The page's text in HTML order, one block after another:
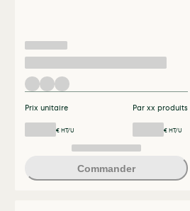
Prix unitaire
€ HT/U
Par xx produits
€ HT/U
Commander